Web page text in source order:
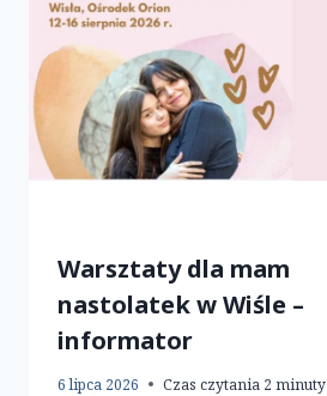
Warsztaty dla mam
nastolatek w Wiśle –
informator
6 lipca 2026 Czas czytania 2 minuty